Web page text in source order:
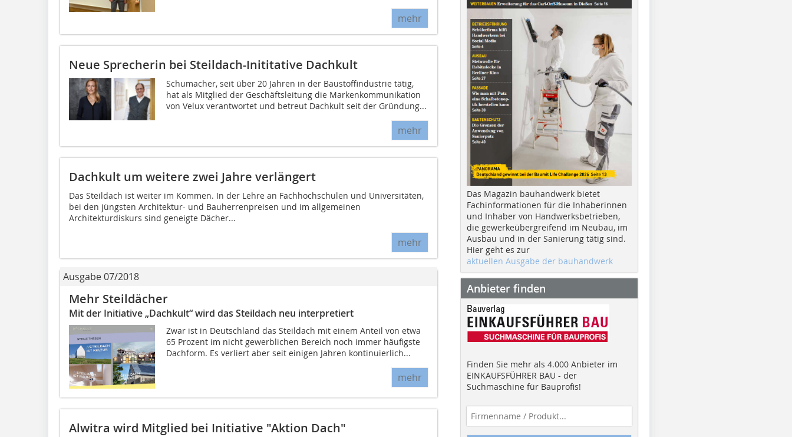
mehr
Neue Sprecherin bei Steildach-Inititative Dachkult
Schumacher, seit über 20 Jahren in der Baustoffindustrie tätig,
hat als Mitglied der Geschäftsleitung die Markenkommunikation
von Velux verantwortet und betreut Dachkult seit der Gründung...
mehr
Dachkult um weitere zwei Jahre verlängert
Das Steildach ist weiter im Kommen. In der Lehre an Fachhochschulen und Universitäten,
bei den jüngsten Architektur- und Bauherrenpreisen und im allgemeinen
Architekturdiskurs sind geneigte Dächer...
mehr
Ausgabe 07/2018
Mehr Steildächer
Mit der Initiative „Dachkult“ wird das Steildach neu interpretiert
Zwar ist in Deutschland das Steildach mit einem Anteil von etwa
65 Prozent im nicht gewerblichen Bereich noch immer häufigste
Dachform. Es verliert aber seit einigen Jahren kontinuierlich...
mehr
Alwitra wird Mitglied bei Initiative "Aktion Dach"
Das Magazin bauhandwerk bietet
Fachinformationen für die Inhaberinnen
und Inhaber von Handwerksbetrieben,
die gewerkeübergreifend im Neubau, im
Ausbau und in der Sanierung tätig sind.
Hier geht es zur
aktuellen Ausgabe der bauhandwerk
Anbieter finden
Finden Sie mehr als 4.000 Anbieter im
EINKAUFSFÜHRER BAU - der
Suchmaschine für Bauprofis!